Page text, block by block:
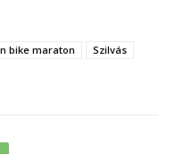
bike maraton
Szilvás